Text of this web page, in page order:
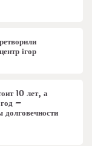
ігор
10 лет, а
–
долговечности